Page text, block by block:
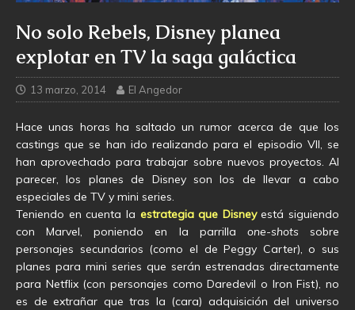
No solo Rebels, Disney planea
explotar en TV la saga galáctica
13 marzo, 2014 El Angedor
Hace unas horas ha saltado un rumor acerca de que los
castings que se han ido realizando para el episodio VII, se
han aprovechado para trabajar sobre nuevos proyectos. Al
parecer, los planes de Disney son los de llevar a cabo
especiales de TV y mini series.
Teniendo en cuenta la estrategia que Disneyestá siguiendo
con Marvel, poniendo en la parrilla one-shots sobre
personajes secundarios (como el de Peggy Carter), o sus
planes para mini series que serán estrenadas directamente
para Netflix (con personajes como Daredevil o Iron Fist), no
es de extrañar que tras la (cara) adquisición del universo